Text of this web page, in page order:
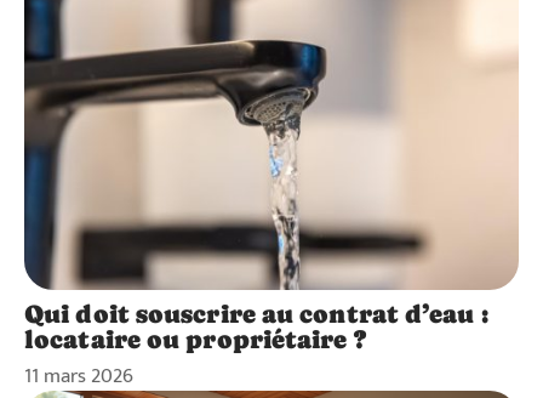
Qui doit souscrire au contrat d’eau :
locataire ou propriétaire ?
11 mars 2026